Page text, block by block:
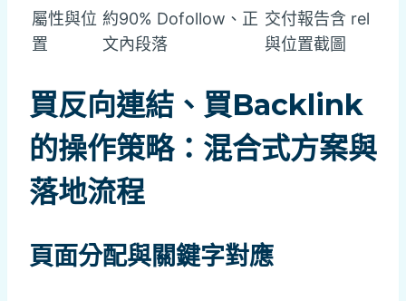
屬性與位
置
約90% Dofollow、正
文內段落
交付報告含 rel
與位置截圖
買反向連結、買Backlink
的操作策略：混合式方案與
落地流程
頁面分配與關鍵字對應